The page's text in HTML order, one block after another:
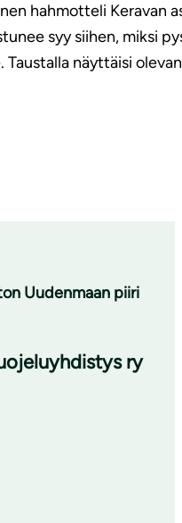
hahmotteli Keravan
syy siihen, miksi
Taustalla näyttäisi
Uudenmaan piiri
ry